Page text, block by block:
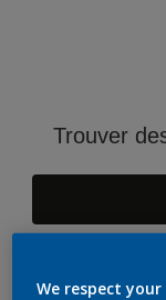
Trouver
We respect your